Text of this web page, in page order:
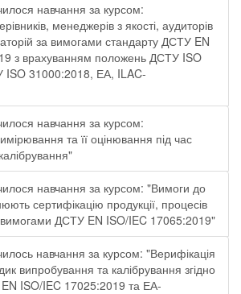
навчання за курсом:
менеджерів з якості, аудиторів
за вимогами стандарту ДСТУ EN
з врахуванням положень ДСТУ ISO
31000:2018, ЕА, ILAC-
навчання за курсом:
та її оцінювання під час
навчання за курсом: "Вимоги до
сертифікацію продукції, процесів
вимогами ДСТУ EN ISO/IEC 17065:2019"
навчання за курсом: "Верифікація
випробування та калібрування згідно
ISO/IEC 17025:2019 та ЕА-